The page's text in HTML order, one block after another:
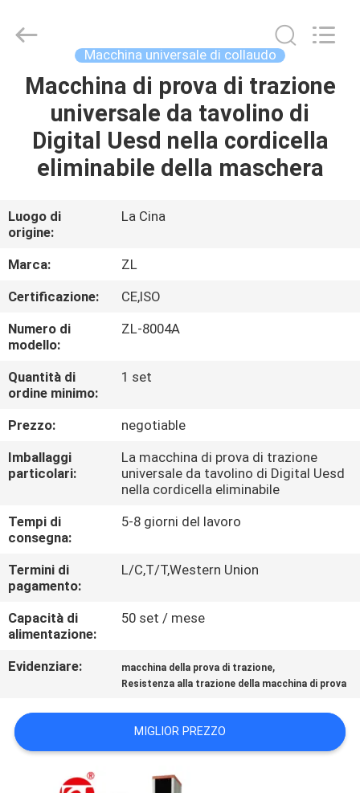
CASA
PRODOTTI
CIRCA
NOI
GIRO
DELLA
FABBRICA
CONTROLLO
DI
QUALITÀ
CONTATTICI
NOTIZIE
RICHIEDA
UNA
VR
Instrument
Technology
Reserved.
Macchina universale di collaudo
Macchina di prova di trazione
universale da tavolino di
Digital Uesd nella cordicella
eliminabile della maschera
Luogo di
origine:
La Cina
Marca:
ZL
Certificazione:
CE,ISO
Numero di
modello:
ZL-8004A
Quantità di
ordine minimo:
1 set
Prezzo:
negotiable
Imballaggi
particolari:
La macchina di prova di trazione
universale da tavolino di Digital Uesd
nella cordicella eliminabile
Tempi di
consegna:
5-8 giorni del lavoro
Termini di
pagamento:
L/C,T/T,Western Union
Capacità di
alimentazione:
50 set / mese
Evidenziare: macchina della prova di trazione,
Resistenza alla trazione della macchina di prova
MIGLIOR PREZZO